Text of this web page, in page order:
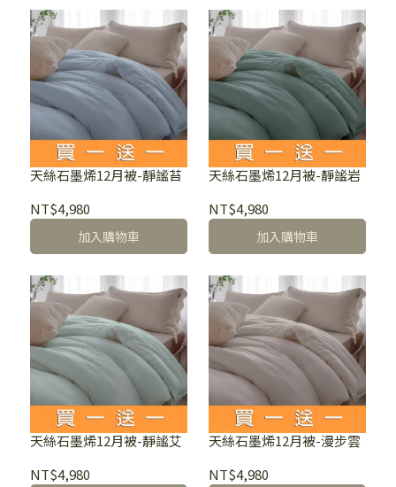
天絲石墨烯12月被-靜謐苔
NT$4,980
加入購物車
天絲石墨烯12月被-靜謐岩
NT$4,980
加入購物車
天絲石墨烯12月被-靜謐艾
NT$4,980
天絲石墨烯12月被-漫步雲
NT$4,980